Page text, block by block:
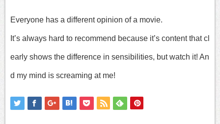
Everyone has a different opinion of a movie.
It’s always hard to recommend because it’s content that cl
early shows the difference in sensibilities, but watch it! An
d my mind is screaming at me!